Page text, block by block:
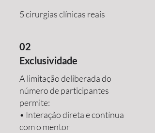
5 cirurgias clínicas reais
02
Exclusividade
A limitação deliberada do
número de participantes
permite:
• Interação direta e contínua
com o mentor